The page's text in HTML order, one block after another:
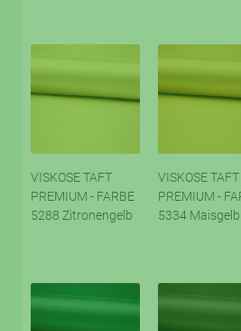
VISKOSE TAFT
PREMIUM - FARBE
5288 Zitronengelb
VISKOSE TAFT
PREMIUM -
5334 Maisgelb